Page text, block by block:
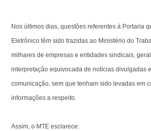
Nos últimos dias, questões referentes à Portaria
Eletrônico têm sido trazidas ao Ministério do
milhares de empresas e entidades sindicais,
interpretação equivocada de notícias divulgadas
comunicação, sem que tenham sido levadas em
informações a respeito.
Assim, o MTE esclarece: